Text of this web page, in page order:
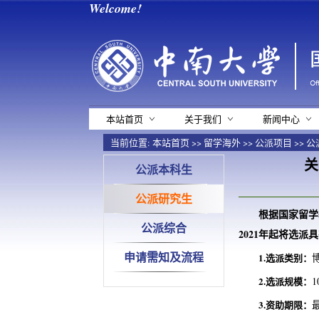
Welcome!
本站首页 关于我们
新闻中心
当前位置: 本站首页>> 留学海外>> 公派项目 >> 公
公派本科生
公派研究生
公派综合
申请需知及流程
根据国家留
2021年起将选派
1.选派类别：
2.选派规模：
3.资助期限：